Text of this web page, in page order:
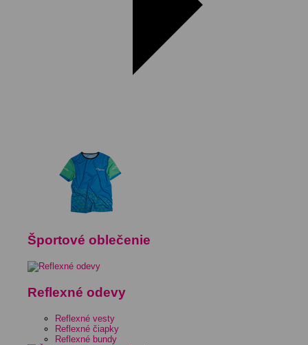
Športové oblečenie
Reflexné odevy
Reflexné vesty
Reflexné čiapky
Reflexné bundy